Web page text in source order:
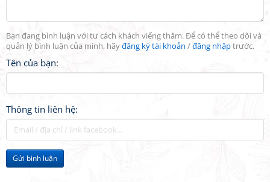
Bạn đang bình luận với tư cách khách viếng thăm. Để có thể theo dõi và
quản lý bình luận của mình, hãyđăng ký tài khoản /đăng nhậptrước.
Tên của bạn:
Thông tin liên hệ:
Gửi bình luận